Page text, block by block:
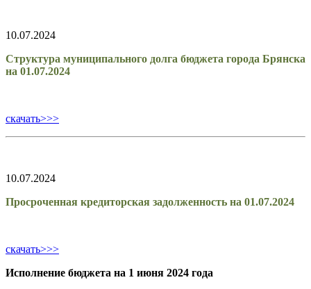
10.07.2024
Структура муниципального долга бюджета города Брянска
на 01.07.2024
скачать>>>
10.07.2024
Просроченная кредиторская задолженность на 01.07.2024
скачать>>>
Исполнение бюджета на 1 июня 2024 года